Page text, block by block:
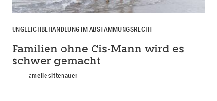
UNGLEICHBEHANDLUNG IM ABSTAMMUNGSRECHT
Familien ohne Cis-Mann wird es
schwer gemacht
amelie sittenauer